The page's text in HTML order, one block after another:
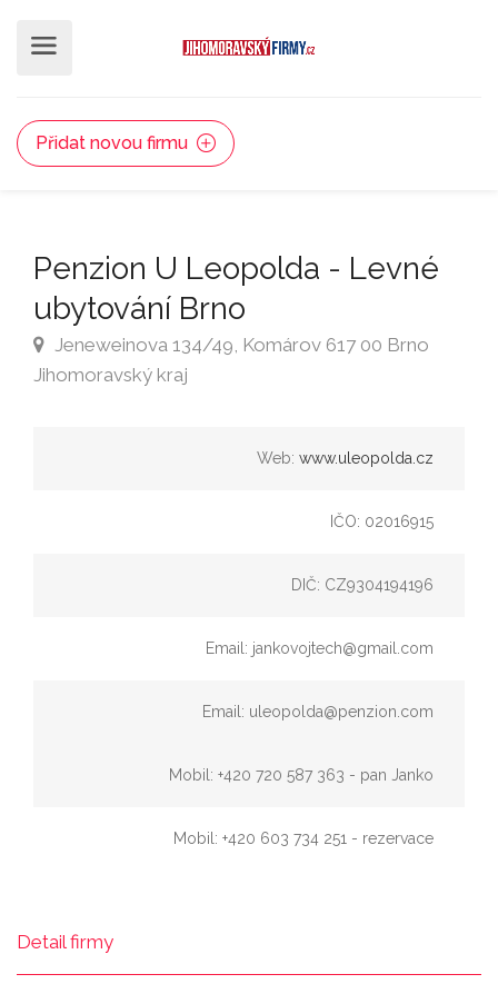
Přidat novou firmu
Penzion U Leopolda - Levné
ubytování Brno
Jeneweinova 134/49, Komárov 617 00 Brno
Jihomoravský kraj
Web: www.uleopolda.cz
IČO: 02016915
DIČ: CZ9304194196
Email: jankovojtech@gmail.com
Email: uleopolda@penzion.com
Mobil: +420 720 587 363 - pan Janko
Mobil: +420 603 734 251 - rezervace
Detail firmy